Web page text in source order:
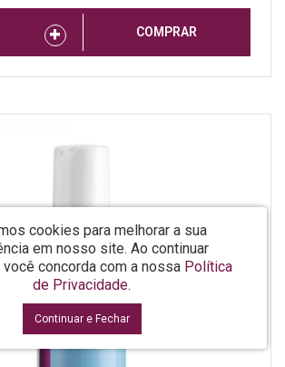
COMPRAR
cookies para melhorar a sua
em nosso site. Ao continuar
você concorda com a nossa Política
de Privacidade.
Continuar e Fechar